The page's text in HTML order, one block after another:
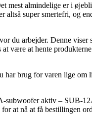
mest almindelige er i
super smertefri, og
du arbejder. Denne viser
være at hente
brug for varen lige om
subwoofer aktiv – SUB-
at nå at få bestillingen